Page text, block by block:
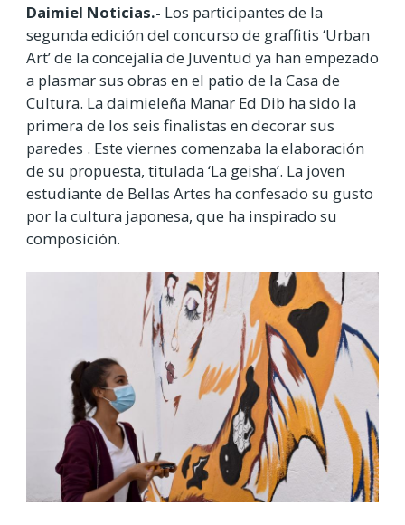
Daimiel Noticias.- Los participantes de la
segunda edición del concurso de graffitis ‘Urban
Art’ de la concejalía de Juventud ya han empezado
a plasmar sus obras en el patio de la Casa de
Cultura. La daimieleña Manar Ed Dib ha sido la
primera de los seis finalistas en decorar sus
paredes . Este viernes comenzaba la elaboración
de su propuesta, titulada ‘La geisha’. La joven
estudiante de Bellas Artes ha confesado su gusto
por la cultura japonesa, que ha inspirado su
composición.